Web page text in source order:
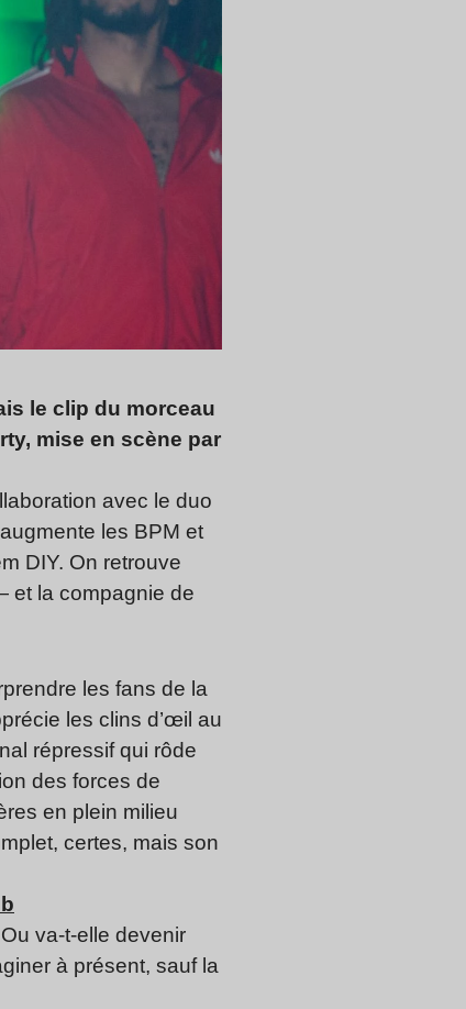
le clip du morceau
mise en scène par
avec le duo
augmente les BPM et
DIY. On retrouve
et la compagnie de
les fans de la
les clins d’œil au
répressif qui rôde
des forces de
en plein milieu
certes, mais son
va-t-elle devenir
à présent, sauf la